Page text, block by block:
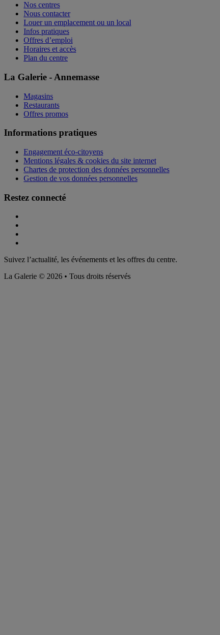
Nos centres
Nous contacter
Louer un emplacement ou un local
Infos pratiques
Offres d’emploi
Horaires et accès
Plan du centre
La Galerie - Annemasse
Magasins
Restaurants
Offres promos
Informations pratiques
Engagement éco-citoyens
Mentions légales & cookies du site internet
Chartes de protection des données personnelles
Gestion de vos données personnelles
Restez connecté
Suivez l’actualité, les événements et les offres du centre.
La Galerie © 2026 • Tous droits réservés